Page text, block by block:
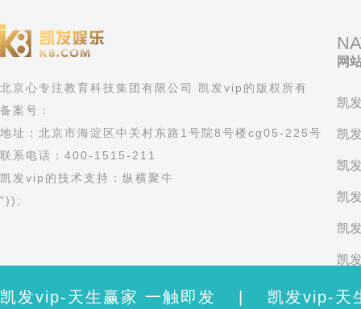
北京心专注教育科技集团有限公司 凯发vip的版权所有
备案号：
地址：北京市海淀区中关村东路1号院8号楼cg05-225号
联系电话：400-1515-211
凯发vip的技术支持：纵横聚牛
"));
网
凯
凯
凯
凯
凯
凯
考
凯发vip-天生赢家 一触即发 凯发vip-天